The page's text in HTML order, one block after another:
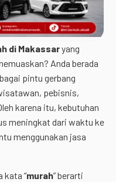
di Makassaryang
Anda berada
pintu gerbang
pebisnis,
karena itu, kebutuhan
meningkat dari waktu ke
menggunakan jasa
kata “murah” berarti